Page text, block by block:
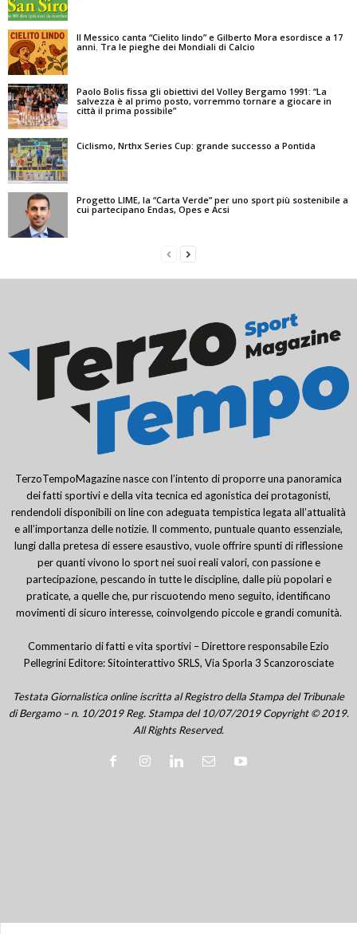
Il Messico canta “Cielito lindo” e Gilberto Mora esordisce a 17
anni. Tra le pieghe dei Mondiali di Calcio
Paolo Bolis fissa gli obiettivi del Volley Bergamo 1991: “La
salvezza è al primo posto, vorremmo tornare a giocare in
città il prima possibile”
Ciclismo, Nrthx Series Cup: grande successo a Pontida
Progetto LIME, la “Carta Verde” per uno sport più sostenibile a
cui partecipano Endas, Opes e Acsi
TerzoTempoMagazine nasce con l’intento di proporre una panoramica
dei fatti sportivi e della vita tecnica ed agonistica dei protagonisti,
rendendoli disponibili on line con adeguata tempistica legata all’attualità
e all’importanza delle notizie. Il commento, puntuale quanto essenziale,
lungi dalla pretesa di essere esaustivo, vuole offrire spunti di riflessione
per quanti vivono lo sport nei suoi reali valori, con passione e
partecipazione, pescando in tutte le discipline, dalle più popolari e
praticate, a quelle che, pur riscuotendo meno seguito, identificano
movimenti di sicuro interesse, coinvolgendo piccole e grandi comunità.
Commentario di fatti e vita sportivi – Direttore responsabile Ezio
Pellegrini Editore: Sitointerattivo SRLS, Via Sporla 3 Scanzorosciate
Testata Giornalistica online iscritta al Registro della Stampa del Tribunale
di Bergamo – n. 10/2019 Reg. Stampa del 10/07/2019 Copyright © 2019.
All Rights Reserved.